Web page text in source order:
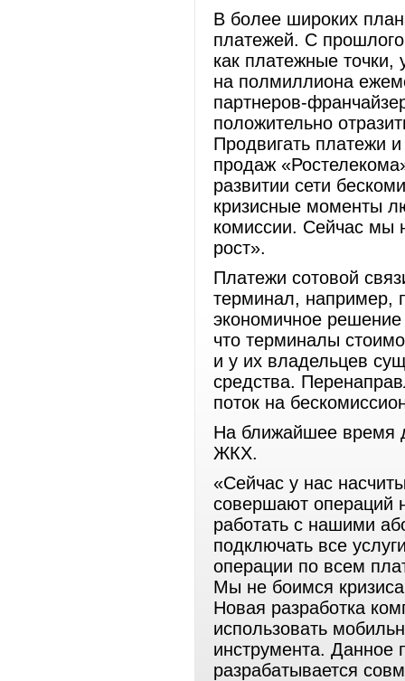
В более широких
платежей. С
как платежные
на полмиллиона
партнеров-
положительно
Продвигать платежи
продаж
развитии сети
кризисные моменты
комиссии. Сейчас мы
рост».
Платежи сотовой
терминал, например,
экономичное
что терминалы
и у их владельцев
средства.
поток на
На ближайшее время
ЖКХ.
«Сейчас у нас
совершают операций
работать с нашими
подключать все
операции по всем
Мы не боимся
Новая разработка
использовать
инструмента. Данное
разрабатывается